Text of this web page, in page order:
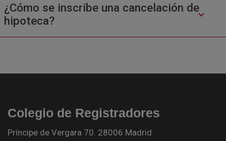
¿Cómo se inscribe una cancelación de
hipoteca?
Colegio de Registradores
Príncipe de Vergara 70. 28006 Madrid